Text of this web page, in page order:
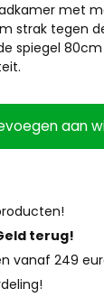
met
strak tegen
spiegel
aan
terug!
vanaf 249